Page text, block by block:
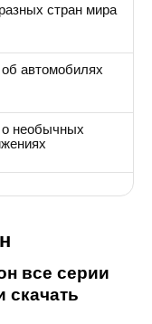
стран мира
автомобилях
необычных
все серии
скачать